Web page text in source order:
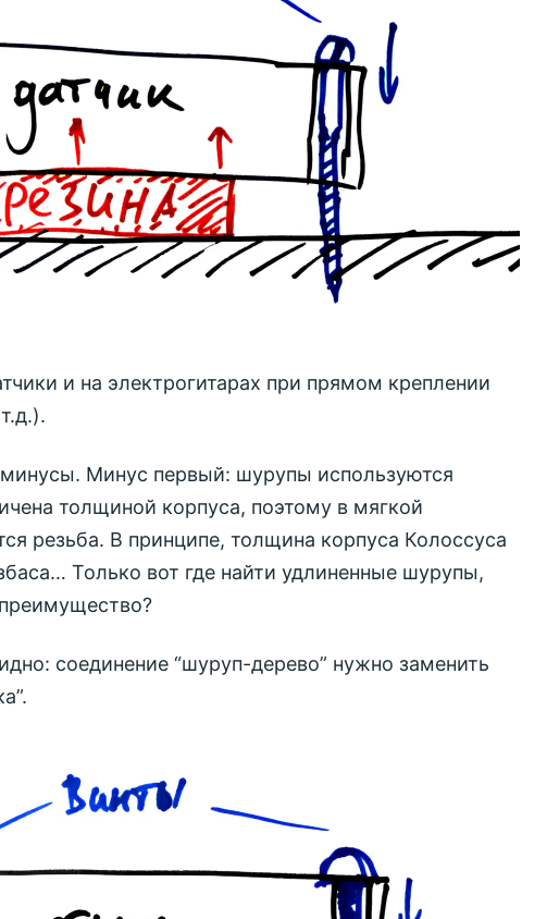
и на электрогитарах при прямом креплении
минусы. Минус первый: шурупы используются
толщиной корпуса, поэтому в мягкой
резьба. В принципе, толщина корпуса Колоссуса
Только вот где найти удлиненные шурупы,
соединение “шуруп-дерево” нужно заменить